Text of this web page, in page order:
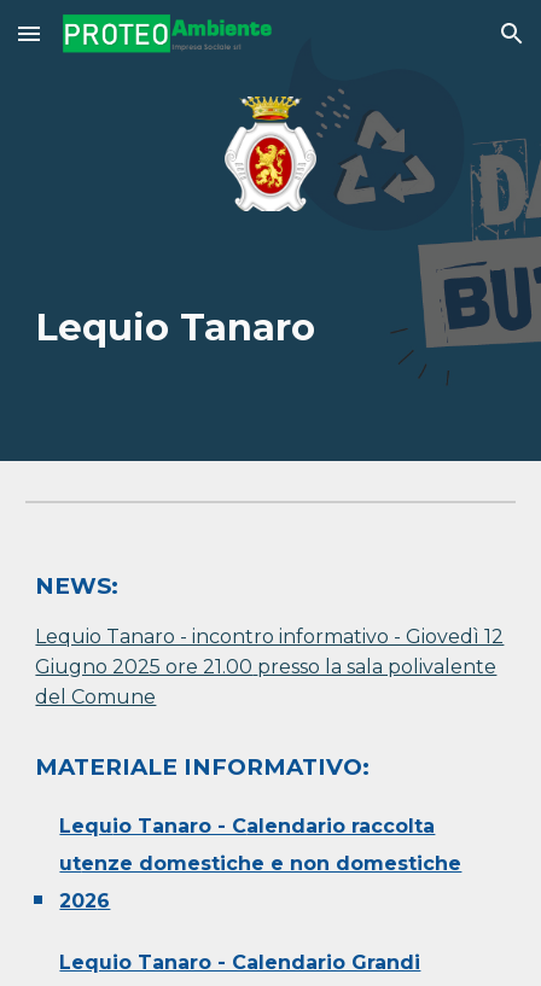
Skip to main content Skip to navigation
Lequio Tanaro
NEWS:
Lequio Tanaro - incontro informativo - Giovedì 12
Giugno 2025 ore 21.00 presso la sala polivalente
del Comune
MATERIALE INFORMATIVO:
Lequio Tanaro - Calendario raccolta
utenze domestiche e non domestiche
2026
Lequio Tanaro - Calendario Grandi